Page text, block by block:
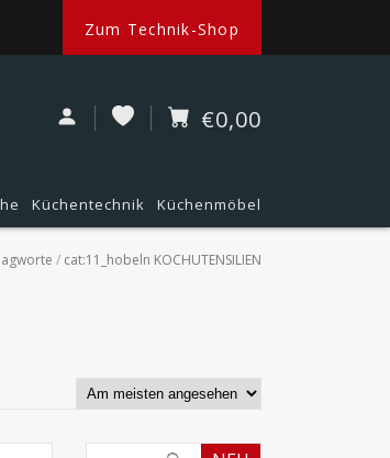
Zum Technik-Shop
€0,00
Küchentechnik Küchenmöbel
/ cat:11_hobeln KOCHUTENSILIEN